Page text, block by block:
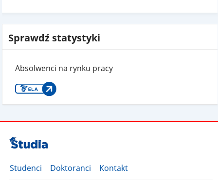
Sprawdź statystyki
Absolwenci na rynku pracy
Studenci Doktoranci Kontakt